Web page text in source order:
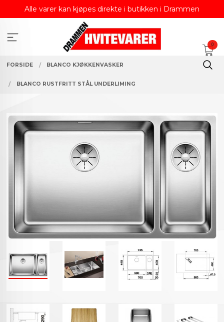
Alle varer kan kjøpes direkte i butikken i Drammen
0
FORSIDE BLANCO KJØKKENVASKER
BLANCO RUSTFRITT STÅL UNDERLIMING